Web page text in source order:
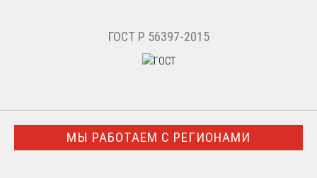
ГОСТ Р 56397-2015
МЫ РАБОТАЕМ С РЕГИОНАМИ